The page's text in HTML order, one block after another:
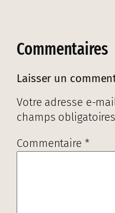
Commentaires
Laisser un
Votre adresse e-
champs
Commentaire *